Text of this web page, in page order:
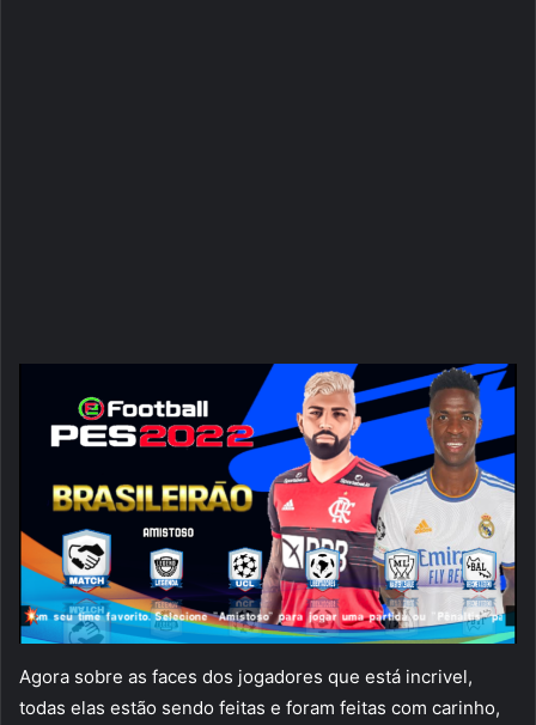
Agora sobre as faces dos jogadores que está incrivel,
todas elas estão sendo feitas e foram feitas com carinho,